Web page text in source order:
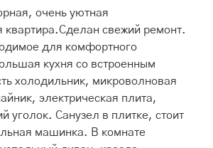
очень уютная
квартира.Сделан свежий ремонт.
для комфортного
кухня со встроенным
холодильник, микроволновая
электрическая плита,
уголок. Санузел в плитке, стоит
машинка. В комнате